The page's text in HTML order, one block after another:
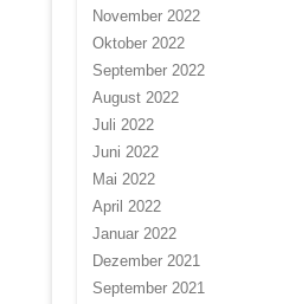
November 2022
Oktober 2022
September 2022
August 2022
Juli 2022
Juni 2022
Mai 2022
April 2022
Januar 2022
Dezember 2021
September 2021